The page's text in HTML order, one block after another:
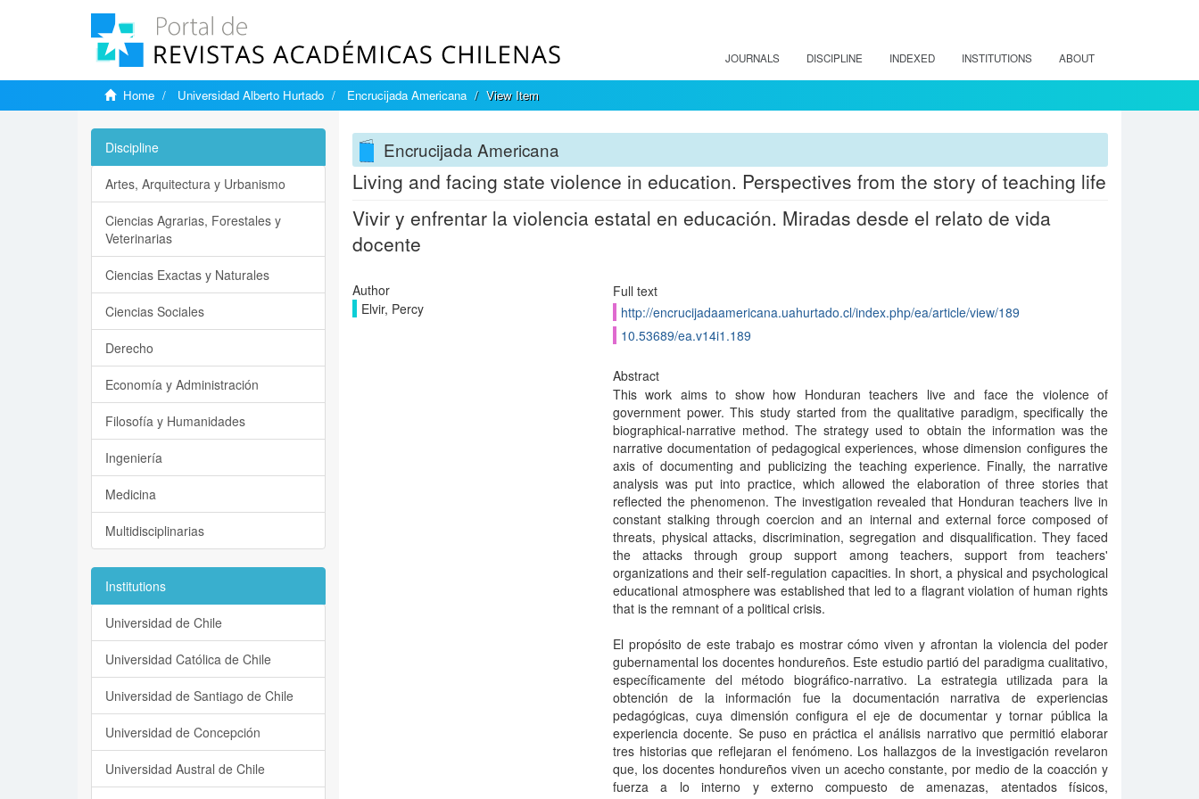
JOURNALS DISCIPLINE INDEXED INSTITUTIONS ABOUT
Home Universidad Alberto Hurtado Encrucijada Americana View Item
Encrucijada Americana
Living and facing state violence in education. Perspectives from the story of teaching life
Vivir y enfrentar la violencia estatal en educación. Miradas desde el relato de vida
docente
Author
Elvir, Percy
Full text
http://encrucijadaamericana.uahurtado.cl/index.php/ea/article/view/189
10.53689/ea.v14i1.189
Abstract
This work aims to show how Honduran teachers live and face the violence of
government power. This study started from the qualitative paradigm, specifically the
biographical-narrative method. The strategy used to obtain the information was the
narrative documentation of pedagogical experiences, whose dimension configures the
axis of documenting and publicizing the teaching experience. Finally, the narrative
analysis was put into practice, which allowed the elaboration of three stories that
reflected the phenomenon. The investigation revealed that Honduran teachers live in
constant stalking through coercion and an internal and external force composed of
threats, physical attacks, discrimination, segregation and disqualification. They faced
the attacks through group support among teachers, support from teachers'
organizations and their self-regulation capacities. In short, a physical and psychological
educational atmosphere was established that led to a flagrant violation of human rights
that is the remnant of a political crisis.
El propósito de este trabajo es mostrar cómo viven y afrontan la violencia del poder
gubernamental los docentes hondureños. Este estudio partió del paradigma cualitativo,
específicamente del método biográfico-narrativo. La estrategia utilizada para la
obtención de la información fue la documentación narrativa de experiencias
pedagógicas, cuya dimensión configura el eje de documentar y tornar pública la
experiencia docente. Se puso en práctica el análisis narrativo que permitió elaborar
tres historias que reflejaran el fenómeno. Los hallazgos de la investigación revelaron
que, los docentes hondureños viven un acecho constante, por medio de la coacción y
fuerza a lo interno y externo compuesto de amenazas, atentados físicos,
Discipline
Artes, Arquitectura y Urbanismo
Ciencias Agrarias, Forestales y
Veterinarias
Ciencias Exactas y Naturales
Ciencias Sociales
Derecho
Economía y Administración
Filosofía y Humanidades
Ingeniería
Medicina
Multidisciplinarias
Institutions
Universidad de Chile
Universidad Católica de Chile
Universidad de Santiago de Chile
Universidad de Concepción
Universidad Austral de Chile